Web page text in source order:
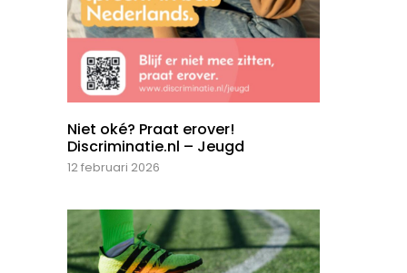
Niet oké? Praat erover!
Discriminatie.nl – Jeugd
12 februari 2026